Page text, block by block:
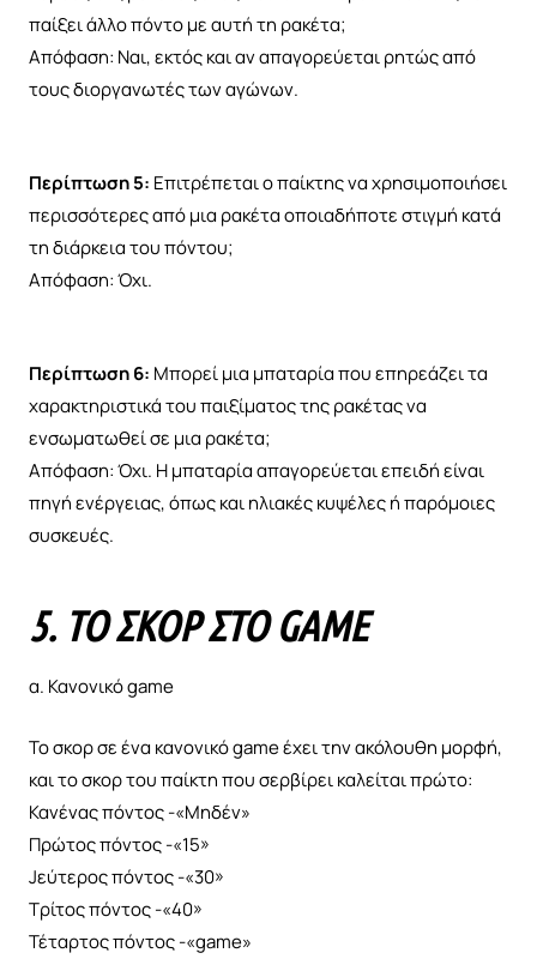
παίξει άλλο πόντο με αυτή τη ρακέτα;
Απόφαση: Ναι, εκτός και αν απαγορεύεται ρητώς από
τους διοργανωτές των αγώνων.
Περίπτωση 5: Επιτρέπεται ο παίκτης να χρησιμοποιήσει
περισσότερες από μια ρακέτα οποιαδήποτε στιγμή κατά
τη διάρκεια του πόντου;
Απόφαση: Όχι.
Περίπτωση 6: Μπορεί μια μπαταρία που επηρεάζει τα
χαρακτηριστικά του παιξίματος της ρακέτας να
ενσωματωθεί σε μια ρακέτα;
Απόφαση: Όχι. Η μπαταρία απαγορεύεται επειδή είναι
πηγή ενέργειας, όπως και ηλιακές κυψέλες ή παρόμοιες
συσκευές.
5. ΤΟ ΣΚΟΡ ΣΤΟ GAME
α. Κανονικό game
Το σκορ σε ένα κανονικό game έχει την ακόλουθη μορφή,
και το σκορ του παίκτη που σερβίρει καλείται πρώτο:
Κανένας πόντος -«Μηδέν»
Πρώτος πόντος -«15»
Jεύτερος πόντος -«30»
Τρίτος πόντος -«40»
Τέταρτος πόντος -«game»